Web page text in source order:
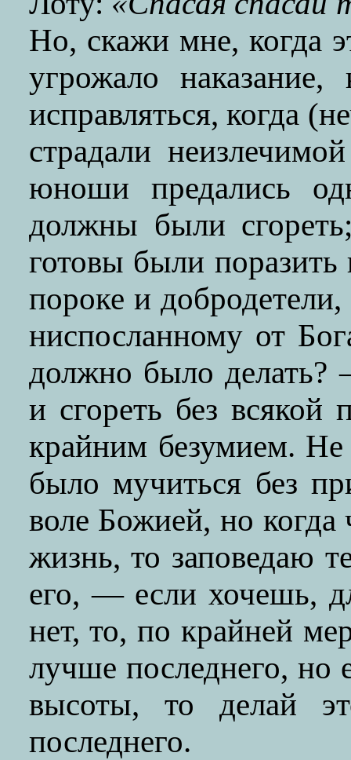
Но, скажи мне, когда
угрожало
исправляться, когда
страдали
юноши предались
должны были
готовы были
пороке и
ниспосланному от
должно было делать?
и сгореть без
крайним безумием.
было мучиться без
воле Божией, но
жизнь, то заповедаю
его, — если хочешь,
нет, то, по крайней
лучше последнего, но
высоты, то делай
последнего.